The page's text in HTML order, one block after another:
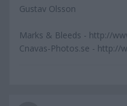
Gustav Olsson
Marks & Bleeds - http://
Cnavas-Photos.se - http://